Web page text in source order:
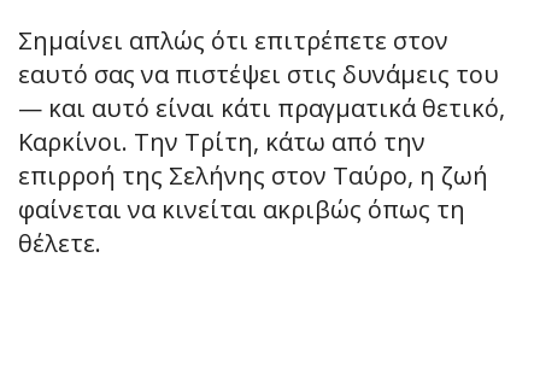
Σημαίνει απλώς ότι επιτρέπετε στον
εαυτό σας να πιστέψει στις δυνάμεις του
— και αυτό είναι κάτι πραγματικά θετικό,
Καρκίνοι. Την Τρίτη, κάτω από την
επιρροή της Σελήνης στον Ταύρο, η ζωή
φαίνεται να κινείται ακριβώς όπως τη
θέλετε.